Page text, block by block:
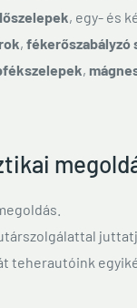
, egy- és
, fékerőszabályzó
,
teherautóink